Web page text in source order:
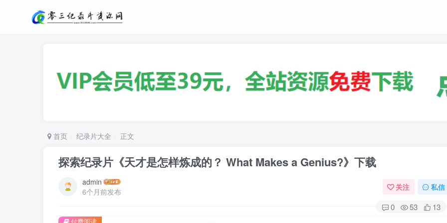
首页 纪录片大全 正文
探索纪录片《天才是怎样炼成的？ What Makes a Genius?》下载
admin
6个月前发布
关注 私信
0 53 13